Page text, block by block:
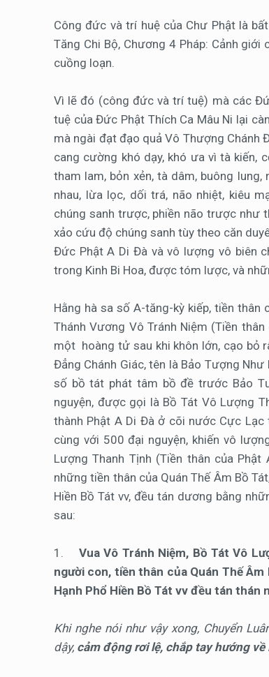
Công đức và trí huệ của Chư Phật là
Tăng Chi Bộ, Chương 4 Pháp: Cảnh
cuồng loạn.
Vì lẽ đó (công đức và trí tuệ) mà các
tuệ của Đức Phật Thích Ca Mâu Ni lại
mà ngài đạt đạo quả Vô Thượng Chánh
cang cường khó dạy, khó ưa vì tà kiến,
tham lam, bỏn xẻn, tà dâm, buông
nhau, lừa lọc, dối trá, não nhiệt, kiêu
chúng sanh trược, phiền não trược như
xảo cứu độ chúng sanh tùy theo căn
Đức Phật A Di Đà và vô lượng vô biên
trong Kinh Bi Hoa, được tóm lược, và
Hằng hà sa số A-tăng-kỳ kiếp, tiền thân
Thánh Vương Vô Tránh Niệm (Tiền
một hoàng tử sau khi khôn lớn, cạo bỏ
Đẳng Chánh Giác, tên là Bảo Tượng
số bồ tát phát tâm bồ đề trước Bảo
nguyện, được gọi là Bồ Tát Vô Lượng
thành Phật A Di Đà ở cõi nước Cực
cùng với 500 đại nguyện, khiến vô
Lượng Thanh Tịnh (Tiền thân của
những tiền thân của Quán Thế Âm Bồ
Hiền Bồ Tát vv, đều tán dương bằng
sau:
1. Vua Vô Tránh Niệm, Bồ Tát Vô
người con, tiền thân của Quán Thế
Hạnh Phổ Hiền Bồ Tát vv đều tán thán
Khi nghe nói như vậy xong, Chuyển
dậy, cảm động rơi lệ, chắp tay hướng